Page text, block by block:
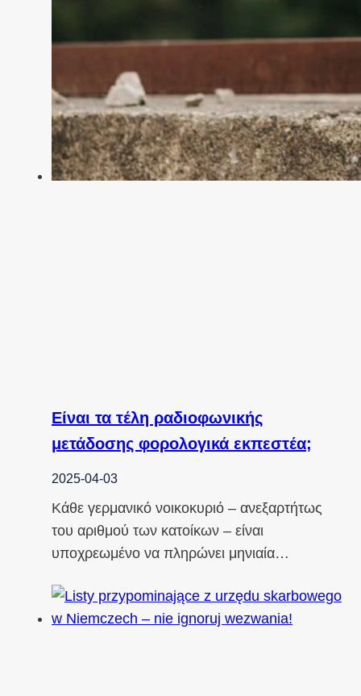
Είναι τα τέλη ραδιοφωνικής
μετάδοσης φορολογικά εκπεστέα;
2025-04-03
Κάθε γερμανικό νοικοκυριό – ανεξαρτήτως
του αριθμού των κατοίκων – είναι
υποχρεωμένο να πληρώνει μηνιαία…